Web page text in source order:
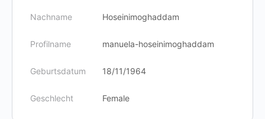
Nachname Hoseinimoghaddam
Profilname manuela-hoseinimoghaddam
Geburtsdatum 18/11/1964
Geschlecht Female